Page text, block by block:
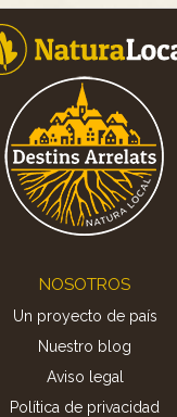
NOSOTROS
Un proyecto de país
Nuestro blog
Aviso legal
Política de privacidad